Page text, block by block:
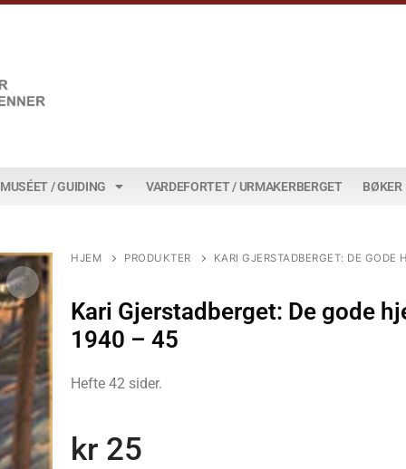
MUSÉET / GUIDING VARDEFORTET / URMAKERBERGET BØKER
HJEM PRODUKTER KARI GJERSTADBERGET: DE
Kari Gjerstadberget: De gode
1940 – 45
Hefte 42 sider.
kr 25